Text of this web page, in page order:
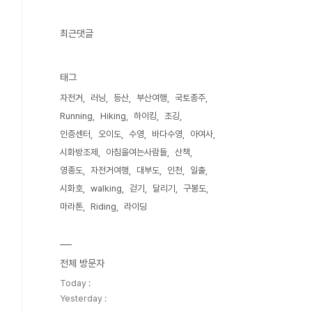
최근댓글
태그
자전거 러닝 등산 부산여행
국토종주
Running
Hiking 하이킹
조깅
인증센터
오이도 수영 바다수영
아여사
시화방조제
아침을여는사람들
산책
영종도
자전거여행 대부도 인천
일출
시화호
walking 걷기 달리기
구봉도
마라톤
Riding 라이딩
전체 방문자
Today :
Yesterday :